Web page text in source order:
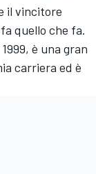
il vincitore
quello che fa.
è una gran
carriera ed è